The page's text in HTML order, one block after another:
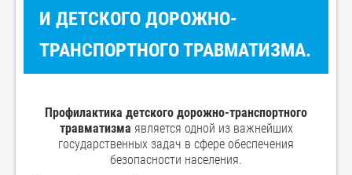
И ДЕТСКОГО ДОРОЖНО-
ТРАНСПОРТНОГО ТРАВМАТИЗМА.
Профилактика детского дорожно-транспортного
травматизма является одной из важнейших
государственных задач в сфере обеспечения
безопасности населения.